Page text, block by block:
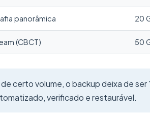
panorâmica 20
(CBCT) 50
de certo volume, o backup deixa de
verificado e restaurável.